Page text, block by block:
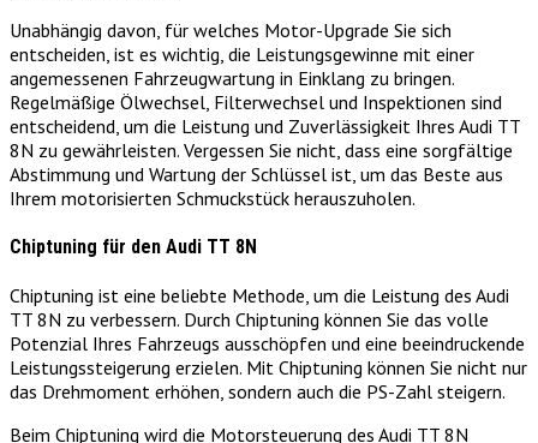
Unabhängig davon, für welches Motor-Upgrade Sie sich
entscheiden, ist es wichtig, die Leistungsgewinne mit einer
angemessenen Fahrzeugwartung in Einklang zu bringen.
Regelmäßige Ölwechsel, Filterwechsel und Inspektionen sind
entscheidend, um die Leistung und Zuverlässigkeit Ihres Audi TT
8N zu gewährleisten. Vergessen Sie nicht, dass eine sorgfältige
Abstimmung und Wartung der Schlüssel ist, um das Beste aus
Ihrem motorisierten Schmuckstück herauszuholen.
Chiptuning für den Audi TT 8N
Chiptuning ist eine beliebte Methode, um die Leistung des Audi
TT 8N zu verbessern. Durch Chiptuning können Sie das volle
Potenzial Ihres Fahrzeugs ausschöpfen und eine beeindruckende
Leistungssteigerung erzielen. Mit Chiptuning können Sie nicht nur
das Drehmoment erhöhen, sondern auch die PS-Zahl steigern.
Beim Chiptuning wird die Motorsteuerung des Audi TT 8N